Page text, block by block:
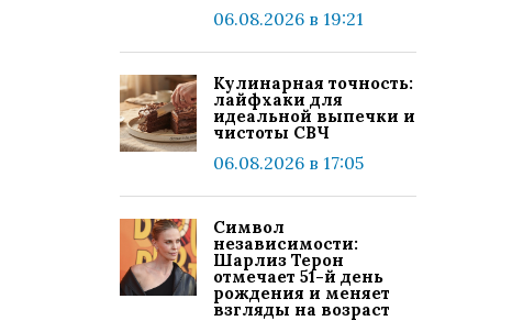
06.08.2026 в 19:21
Кулинарная точность:
лайфхаки для
идеальной выпечки и
чистоты СВЧ
06.08.2026 в 17:05
Символ
независимости:
Шарлиз Терон
отмечает 51-й день
рождения и меняет
взгляды на возраст